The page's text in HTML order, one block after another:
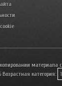
материала
Возрастная категория: